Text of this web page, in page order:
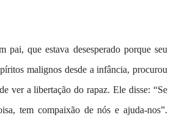
que estava desesperado porque seu
malignos desde a infância, procurou
ver a libertação do rapaz. Ele disse: “Se
tem compaixão de nós e ajuda-nos”.